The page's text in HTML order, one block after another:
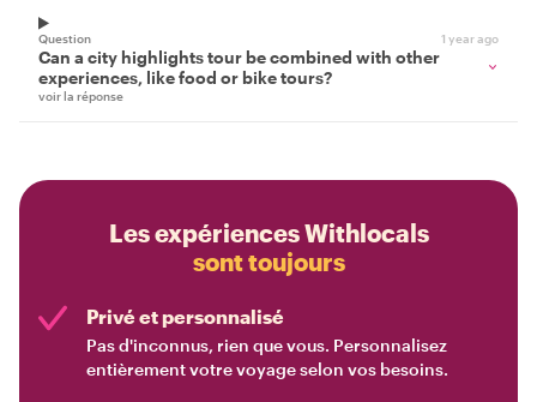
Question 1 year ago
Can a city highlights tour be combined with other
experiences, like food or bike tours?
voir la réponse
Les expériences Withlocals
sont toujours
Privé et personnalisé
Pas d'inconnus, rien que vous. Personnalisez
entièrement votre voyage selon vos besoins.